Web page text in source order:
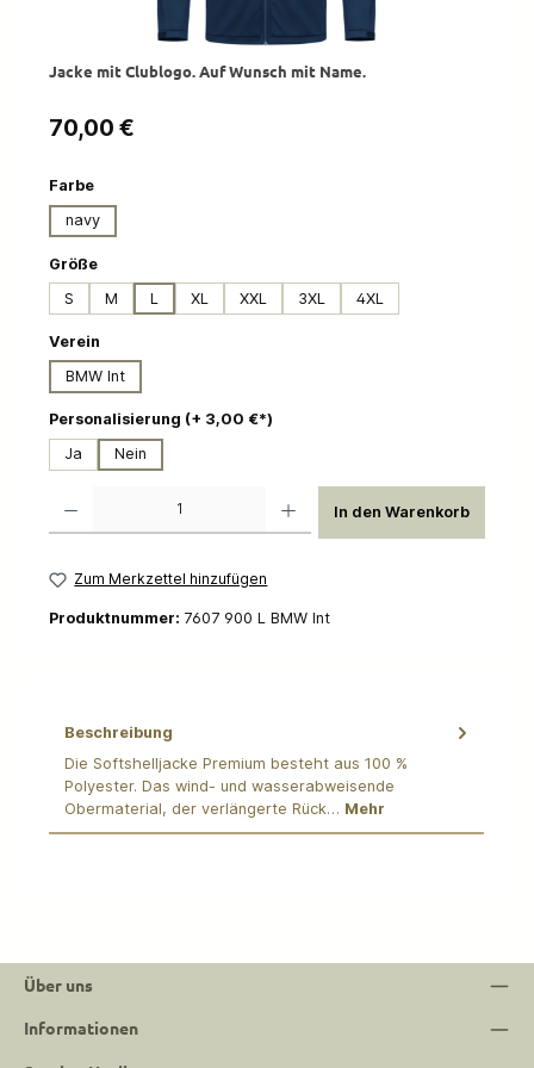
Jacke mit Clublogo. Auf Wunsch mit Name.
Regulärer Preis:
70,00 €
Farbeauswählen
navy
Größeauswählen
S
M L XL XXL 3XL 4XL
Verein
BMW Int
Personalisierung (+ 3,00 €*)
Ja
Nein
In den Warenkorb
Zum Merkzettel hinzufügen
Produktnummer: 7607 900 L BMW Int
Beschreibung
Die Softshelljacke Premium besteht aus 100 %
Polyester. Das wind- und wasserabweisende
Obermaterial, der verlängerte Rück… Mehr
Über uns
Informationen